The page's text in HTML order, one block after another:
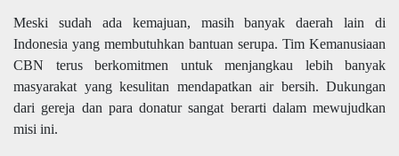
Meski sudah ada kemajuan, masih banyak daerah lain di
Indonesia yang membutuhkan bantuan serupa. Tim Kemanusiaan
CBN terus berkomitmen untuk menjangkau lebih banyak
masyarakat yang kesulitan mendapatkan air bersih. Dukungan
dari gereja dan para donatur sangat berarti dalam mewujudkan
misi ini.